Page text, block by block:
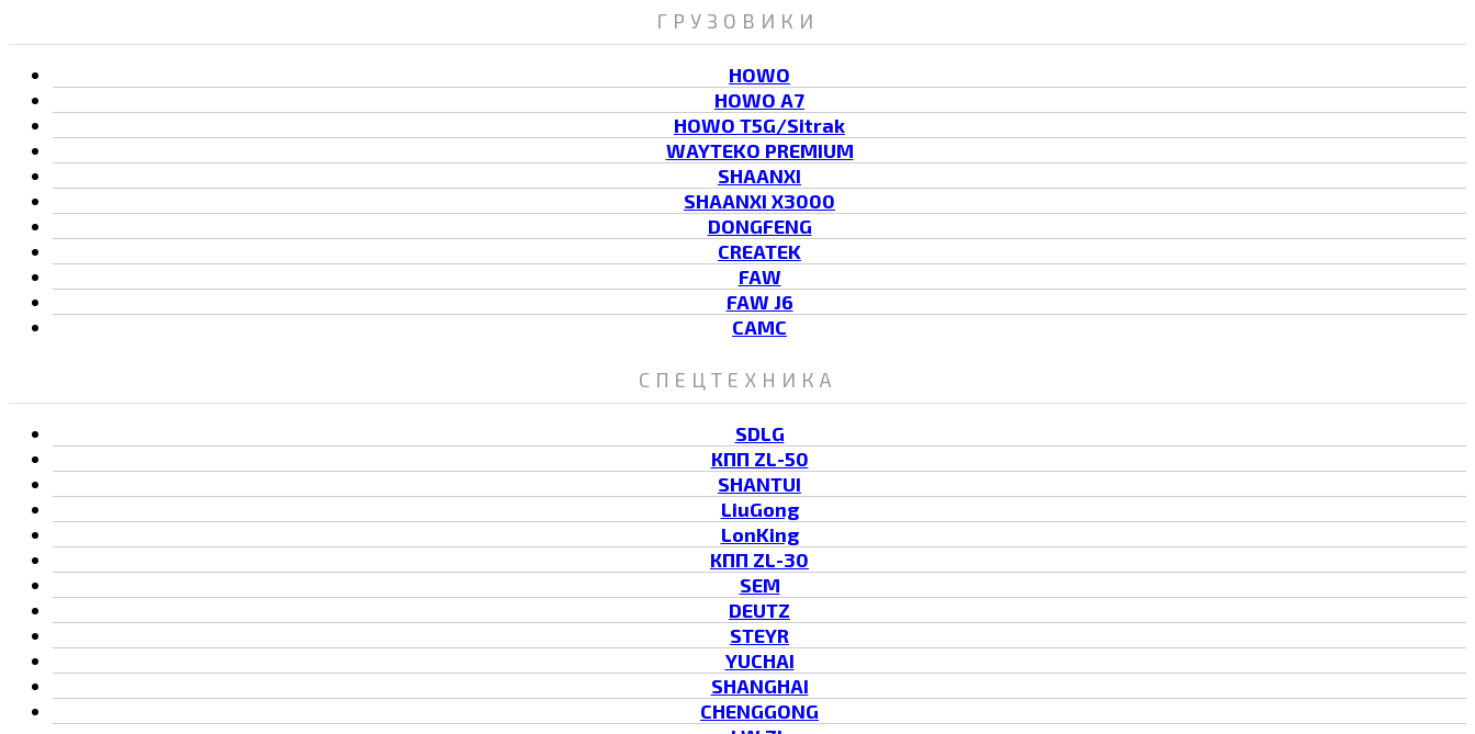
ГРУЗОВИКИ
HOWO
HOWO A7
HOWO T5G/Sitrak
WAYTEKO PREMIUM
SHAANXI
SHAANXI X3000
DONGFENG
CREATEK
FAW
FAW J6
CAMC
СПЕЦТЕХНИКА
SDLG
КПП ZL-50
SHANTUI
LiuGong
LonKing
КПП ZL-30
SEM
DEUTZ
STEYR
YUCHAI
SHANGHAI
CHENGGONG